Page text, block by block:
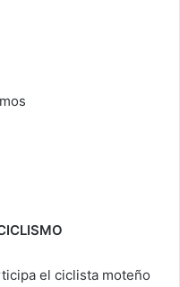
el ciclista moteño